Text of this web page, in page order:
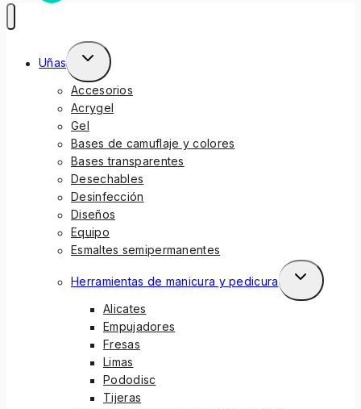
Uñas
Accesorios
Acrygel
Gel
Bases de camuflaje y colores
Bases transparentes
Desechables
Desinfección
Diseños
Equipo
Esmaltes semipermanentes
Herramientas de manicura y pedicura
Alicates
Empujadores
Fresas
Limas
Pododisc
Tijeras